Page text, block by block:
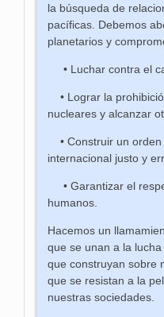
la búsqueda de
pacíficas. Debemos
planetarios y
• Luchar contra el
• Lograr la
nucleares y alcanzar
• Construir un
internacional justo y
• Garantizar el
humanos.
Hacemos un
que se unan a la
que construyan sobre
que se resistan a la
nuestras sociedades.